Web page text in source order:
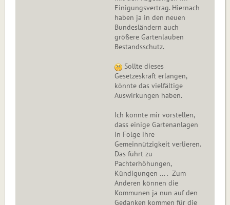
Einigungsvertrag. Hiernach
haben ja in den neuen
Bundesländern auch
größere Gartenlauben
Bestandsschutz.
Sollte dieses
Gesetzeskraft erlangen,
könnte das vielfältige
Auswirkungen haben.
Ich könnte mir vorstellen,
dass einige Gartenanlagen
in Folge ihre
Gemeinnützigkeit verlieren.
Das führt zu
Pachterhöhungen,
Kündigungen ... . Zum
Anderen können die
Kommunen ja nun auf den
Gedanken kommen für die